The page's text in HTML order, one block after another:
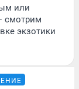
или
смотрим
экзотики